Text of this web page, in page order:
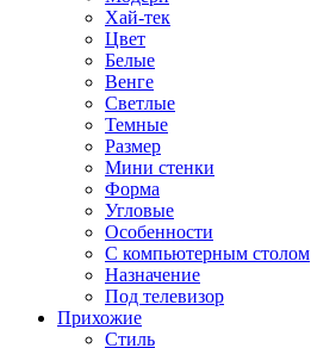
Хай-тек
Цвет
Белые
Венге
Светлые
Темные
Размер
Мини стенки
Форма
Угловые
Особенности
С компьютерным столом
Назначение
Под телевизор
Прихожие
Стиль